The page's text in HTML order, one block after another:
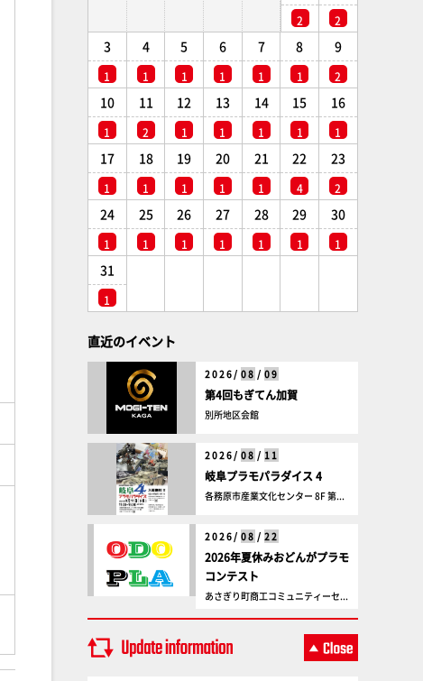
2 2
3
1
4
1
5
1
6
1
7
1
8
1
9
2
10
1
11
2
12
1
13
1
14
1
15
1
16
1
17
1
18
1
19
1
20
1
21
1
22
4
23
2
24
1
25
1
26
1
27
1
28
1
29
1
30
1
31
1
直近のイベント
2026/ 08 / 09
第4回もぎてん加賀
別所地区会館
2026/ 08 / 11
岐阜プラモパラダイス 4
各務原市産業文化センター 8F 第...
2026/ 08 / 22
2026年夏休みおどんがプラモ
コンテスト
あさぎり町商工コミュニティーセ...